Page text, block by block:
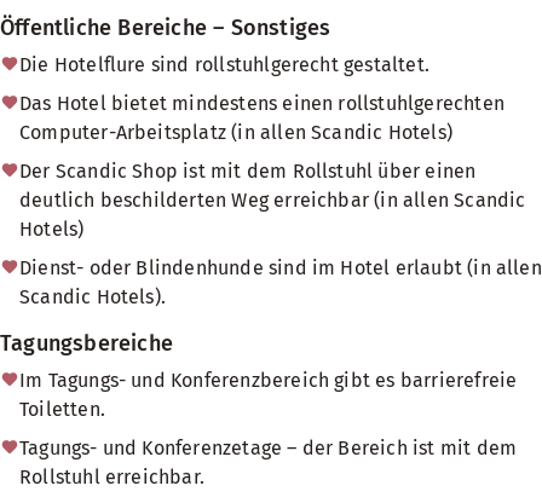
Öffentliche Bereiche – Sonstiges
Die Hotelflure sind rollstuhlgerecht gestaltet.
Das Hotel bietet mindestens einen rollstuhlgerechten
Computer-Arbeitsplatz (in allen Scandic Hotels)
Der Scandic Shop ist mit dem Rollstuhl über einen
deutlich beschilderten Weg erreichbar (in allen Scandic
Hotels)
Dienst- oder Blindenhunde sind im Hotel erlaubt (in allen
Scandic Hotels).
Tagungsbereiche
Im Tagungs- und Konferenzbereich gibt es barrierefreie
Toiletten.
Tagungs- und Konferenzetage – der Bereich ist mit dem
Rollstuhl erreichbar.